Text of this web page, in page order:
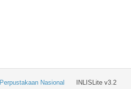
INLISLite v3.2
Perpustakaan Nasional